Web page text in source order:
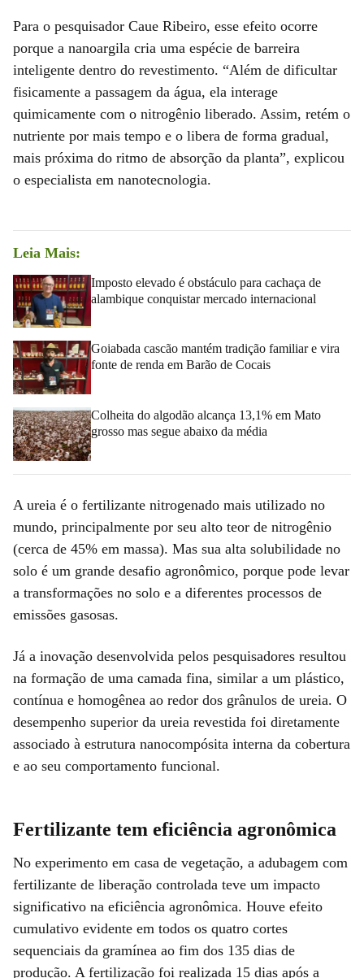
Para o pesquisador Caue Ribeiro, esse efeito ocorre
porque a nanoargila cria uma espécie de barreira
inteligente dentro do revestimento. “Além de dificultar
fisicamente a passagem da água, ela interage
quimicamente com o nitrogênio liberado. Assim, retém o
nutriente por mais tempo e o libera de forma gradual,
mais próxima do ritmo de absorção da planta”, explicou
o especialista em nanotecnologia.
Leia Mais:
Imposto elevado é obstáculo para cachaça de
alambique conquistar mercado internacional
Goiabada cascão mantém tradição familiar e vira
fonte de renda em Barão de Cocais
Colheita do algodão alcança 13,1% em Mato
grosso mas segue abaixo da média
A ureia é o fertilizante nitrogenado mais utilizado no
mundo, principalmente por seu alto teor de nitrogênio
(cerca de 45% em massa). Mas sua alta solubilidade no
solo é um grande desafio agronômico, porque pode levar
a transformações no solo e a diferentes processos de
emissões gasosas.
Já a inovação desenvolvida pelos pesquisadores resultou
na formação de uma camada fina, similar a um plástico,
contínua e homogênea ao redor dos grânulos de ureia. O
desempenho superior da ureia revestida foi diretamente
associado à estrutura nanocompósita interna da cobertura
e ao seu comportamento funcional.
Fertilizante tem eficiência agronômica
No experimento em casa de vegetação, a adubagem com
fertilizante de liberação controlada teve um impacto
significativo na eficiência agronômica. Houve efeito
cumulativo evidente em todos os quatro cortes
sequenciais da gramínea ao fim dos 135 dias de
produção. A fertilização foi realizada 15 dias após a